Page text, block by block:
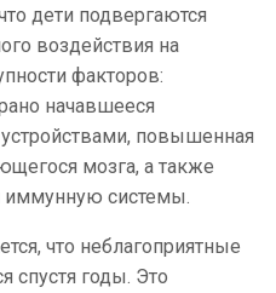
дети подвергаются
воздействия на
факторов:
начавшееся
повышенная
мозга, а также
иммунную системы.
что неблагоприятные
спустя годы. Это